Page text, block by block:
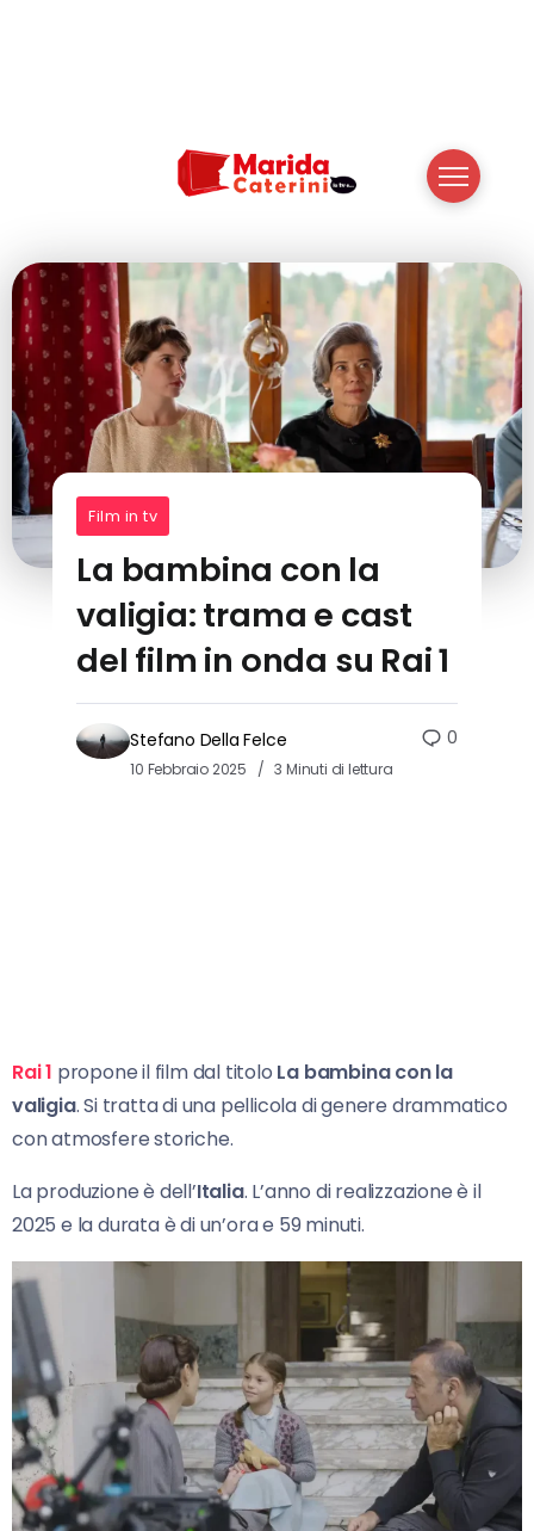
Film in tv
La bambina con la
valigia: trama e cast
del film in onda su Rai 1
Stefano Della Felce
10 Febbraio 2025 3 Minuti di lettura
0
Rai 1 propone il film dal titolo La bambina con la
valigia. Si tratta di una pellicola di genere drammatico
con atmosfere storiche.
La produzione è dell’Italia. L’anno di realizzazione è il
2025 e la durata è di un’ora e 59 minuti.